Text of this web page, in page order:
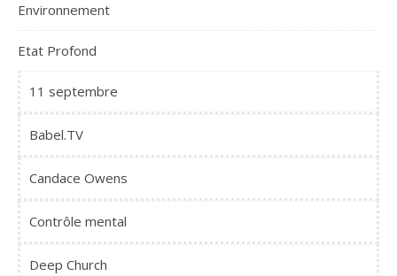
Environnement
Etat Profond
11 septembre
Babel.TV
Candace Owens
Contrôle mental
Deep Church